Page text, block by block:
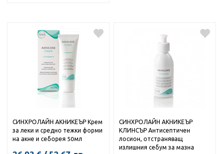
СИНХРОЛАЙН АКНИКЕЪР Крем
за леки и средно тежки форми
на акне и себорея 50мл
СИНХРОЛАЙН АКНИКЕЪР
КЛИНСЪР Антисептичен
лосион, отстраняващ
излишния себум за мазна